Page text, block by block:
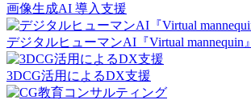
画像生成AI 導入支援
デジタルヒューマンAI『Virtual mannequin』
3DCG活用によるDX支援